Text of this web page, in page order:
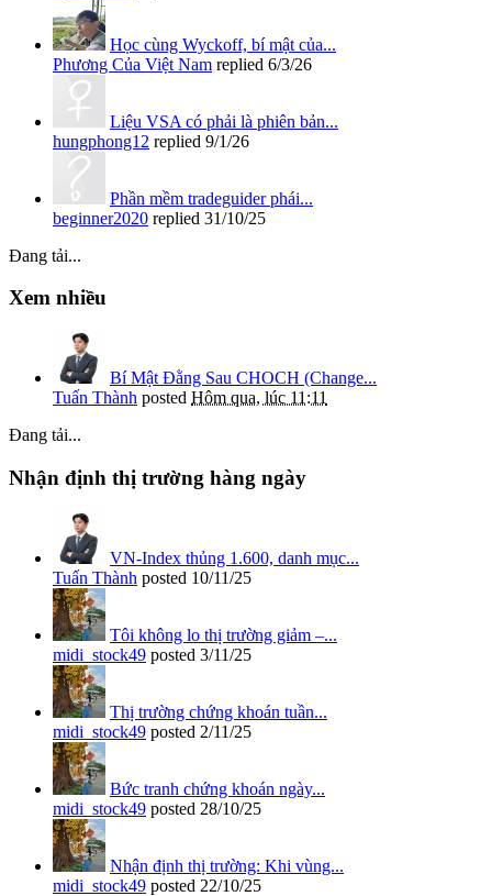
Học cùng Wyckoff, bí mật của...
Phương Của Việt Nam replied 6/3/26
Liệu VSA có phải là phiên bản...
hungphong12 replied 9/1/26
Phần mềm tradeguider phái...
beginner2020 replied 31/10/25
Đang tải...
Xem nhiều
Bí Mật Đằng Sau CHOCH (Change...
Tuấn Thành posted Hôm qua, lúc 11:11
Đang tải...
Nhận định thị trường hàng ngày
VN-Index thủng 1.600, danh mục...
Tuấn Thành posted 10/11/25
Tôi không lo thị trường giảm –...
midi_stock49 posted 3/11/25
Thị trường chứng khoán tuần...
midi_stock49 posted 2/11/25
Bức tranh chứng khoán ngày...
midi_stock49 posted 28/10/25
Nhận định thị trường: Khi vùng...
midi_stock49 posted 22/10/25